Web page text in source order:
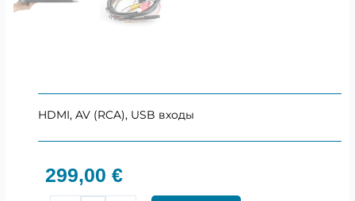
HDMI, AV (RCA), USB входы
299,00 €